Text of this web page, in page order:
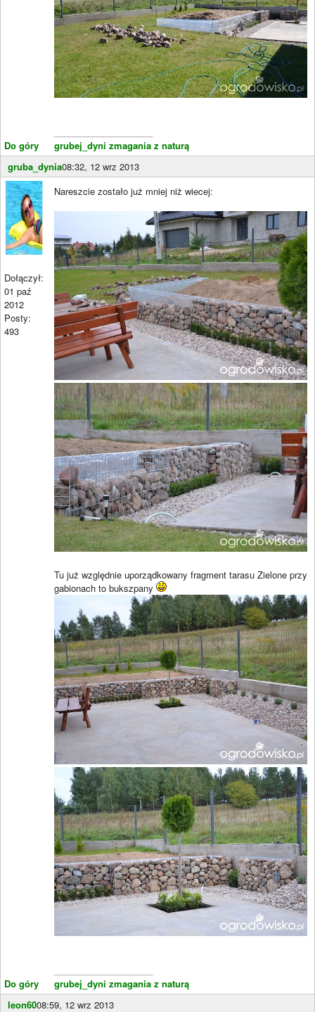
Do góry
grubej_dyni zmagania z naturą
gruba_dynia08:32, 12 wrz 2013
Dołączył:
01 paź
2012
Posty:
493
Do góry
Nareszcie zostało już mniej niż wiecej:
Tu już względnie uporządkowany fragment tarasu Zielone przy
gabionach to bukszpany
grubej_dyni zmagania z naturą
leon6008:59, 12 wrz 2013